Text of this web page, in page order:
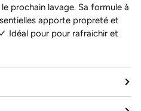
prochain lavage. Sa formule à
apporte propreté et
Idéal pour pour rafraichir et